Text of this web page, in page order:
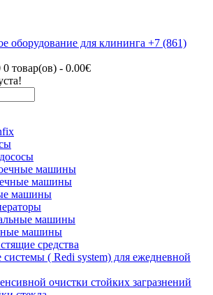
0 товар(ов) - 0.00€
машины
машины
машины
машины
машины
средства
системы ( Redi system) для ежедневной
очистки стойких загразнений